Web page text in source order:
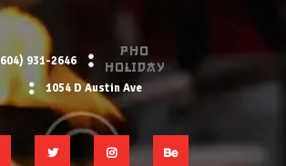
931-2646
PHO
HOLIDAY
1054 D Austin Ave